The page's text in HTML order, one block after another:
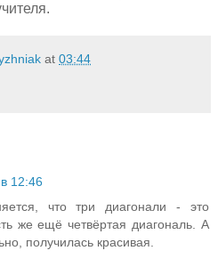
at 03:44
12:46
что три диагонали - это
же ещё четвёртая диагональ. А
получилась красивая.